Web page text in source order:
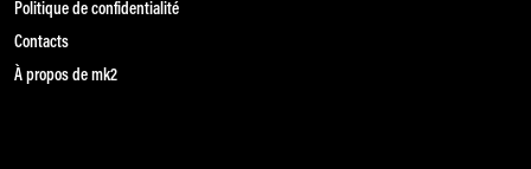
Politique de confidentialité
Contacts
À propos de mk2